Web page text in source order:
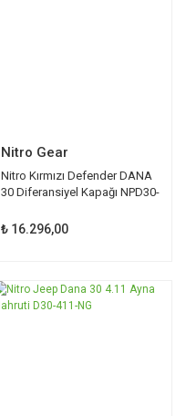
Nitro Gear
Nitro Kırmızı Defender DANA
30 Diferansiyel Kapağı NPD30-
₺ 16.296,00